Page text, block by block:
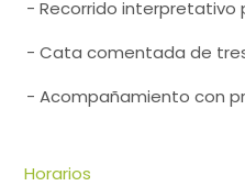
- Recorrido interpretativo
- Cata comentada de
- Acompañamiento con
Horarios